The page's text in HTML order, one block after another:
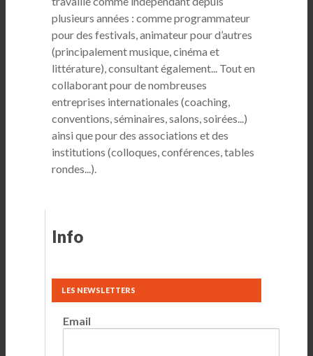
plusieurs années : comme programmateur
pour des festivals, animateur pour d’autres
(principalement musique, cinéma et
littérature), consultant également... Tout en
collaborant pour de nombreuses
entreprises internationales (coaching,
conventions, séminaires, salons, soirées...)
ainsi que pour des associations et des
institutions (colloques, conférences, tables
rondes...).
Info
LES NEWSLETTERS
Email